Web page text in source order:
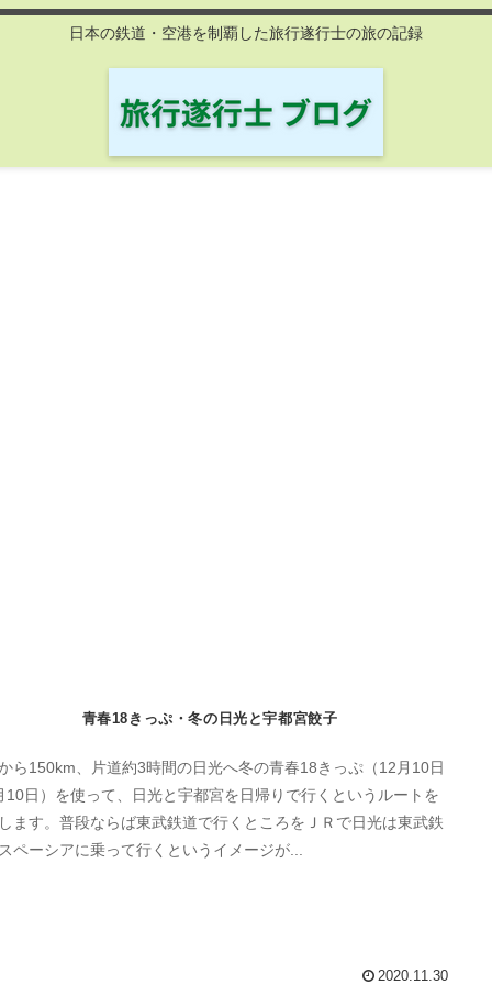
日本の鉄道・空港を制覇した旅行遂行士の旅の記録
青春18きっぷ・冬の日光と宇都宮餃子
ら150km、片道約3時間の日光へ冬の青春18きっぷ（12月10日
10日）を使って、日光と宇都宮を日帰りで行くというルートを
ます。普段ならば東武鉄道で行くところをＪＲで日光は東武鉄
ペーシアに乗って行くというイメージが...
2020.11.30